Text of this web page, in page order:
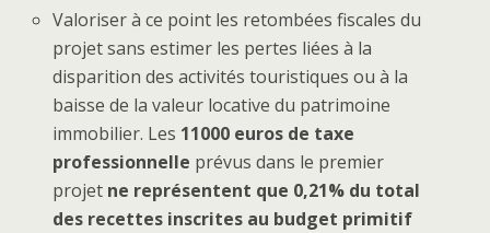
Valoriser à ce point les retombées fiscales du
projet sans estimer les pertes liées à la
disparition des activités touristiques ou à la
baisse de la valeur locative du patrimoine
immobilier. Les 11000 euros de taxe
professionnelle prévus dans le premier
projet ne représentent que 0,21% du total
des recettes inscrites au budget primitif